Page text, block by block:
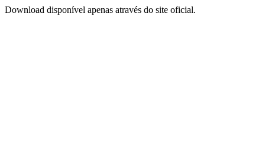
Download disponível apenas através do site oficial.